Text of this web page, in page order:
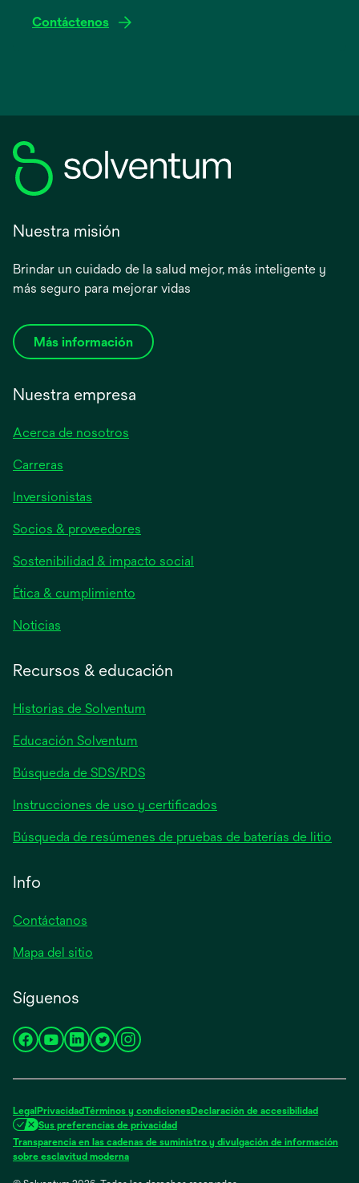
Contáctenos
Nuestra misión
Brindar un cuidado de la salud mejor, más inteligente y
más seguro para mejorar vidas
Más información
Nuestra empresa
Acerca de nosotros
Carreras
Inversionistas
en
una
pestaña
nueva
Socios & proveedores
Sostenibilidad & impacto social
Ética & cumplimiento
Noticias
pestaña
Recursos & educación
Historias de Solventum
Educación Solventum
Búsqueda de SDS/RDS
Instrucciones de uso y certificados
Búsqueda de resúmenes de pruebas de baterías de litio
Info
Contáctanos
Mapa del sitio
Síguenos
se
una
pestaña
nueva
se
una
pestaña
nueva
se
una
pestaña
nueva
se
una
pestaña
nueva
se
pestaña
nueva
Legal PrivacidadTérminos y condicionesDeclaración de accesibilidad
Sus preferencias de privacidad
Transparencia en las cadenas de suministro y divulgación de información
sobre esclavitud modernase